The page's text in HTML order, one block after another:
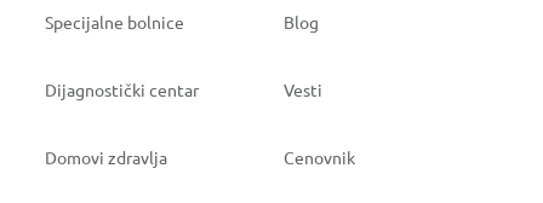
Specijalne bolnice Blog
Dijagnostički centar Vesti
Domovi zdravlja Cenovnik